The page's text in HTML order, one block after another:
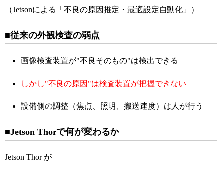
（Jetsonによる「不良の原因推定・最適設定自動化」）
■従来の外観検査の弱点
画像検査装置が"不良そのもの"は検出できる
しかし"不良の原因"は検査装置が把握できない
設備側の調整（焦点、照明、搬送速度）は人が行う
■Jetson Thorで何が変わるか
Jetson Thor が